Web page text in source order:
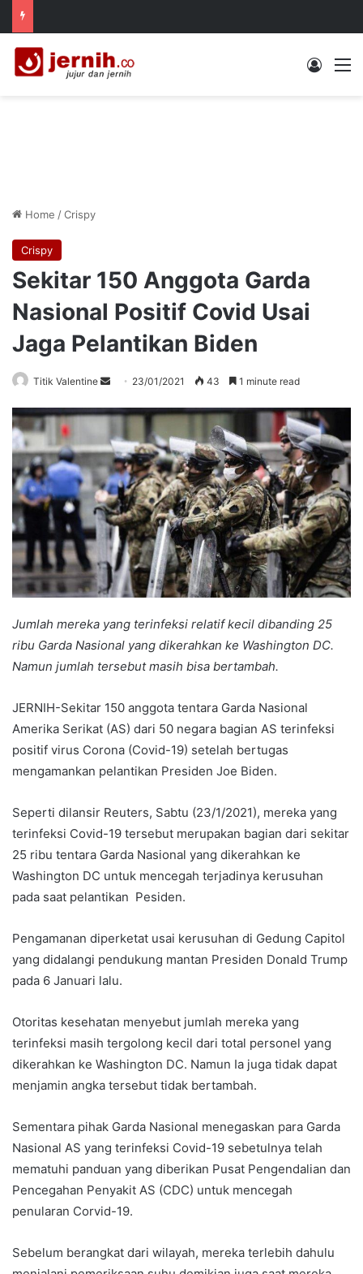
Log In
Home /Crispy
Crispy
Sekitar 150 Anggota Garda
Nasional Positif Covid Usai
Jaga Pelantikan Biden
Titik Valentine
Send
email
23/01/2021 43 1 minute read
Jumlah mereka yang terinfeksi relatif kecil dibanding 25
ribu Garda Nasional yang dikerahkan ke Washington DC.
Namun jumlah tersebut masih bisa bertambah.
JERNIH-Sekitar 150 anggota tentara Garda Nasional
Amerika Serikat (AS) dari 50 negara bagian AS terinfeksi
positif virus Corona (Covid-19) setelah bertugas
mengamankan pelantikan Presiden Joe Biden.
Seperti dilansir Reuters, Sabtu (23/1/2021), mereka yang
terinfeksi Covid-19 tersebut merupakan bagian dari sekitar
25 ribu tentara Garda Nasional yang dikerahkan ke
Washington DC untuk mencegah terjadinya kerusuhan
pada saat pelantikan Pesiden.
Pengamanan diperketat usai kerusuhan di Gedung Capitol
yang didalangi pendukung mantan Presiden Donald Trump
pada 6 Januari lalu.
Otoritas kesehatan menyebut jumlah mereka yang
terinfeksi masih tergolong kecil dari total personel yang
dikerahkan ke Washington DC. Namun Ia juga tidak dapat
menjamin angka tersebut tidak bertambah.
Sementara pihak Garda Nasional menegaskan para Garda
Nasional AS yang terinfeksi Covid-19 sebetulnya telah
mematuhi panduan yang diberikan Pusat Pengendalian dan
Pencegahan Penyakit AS (CDC) untuk mencegah
penularan Corvid-19.
Sebelum berangkat dari wilayah, mereka terlebih dahulu